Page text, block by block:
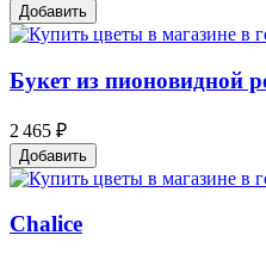
Добавить
Букет из пионовидной
2 465 ₽
Добавить
Chalice